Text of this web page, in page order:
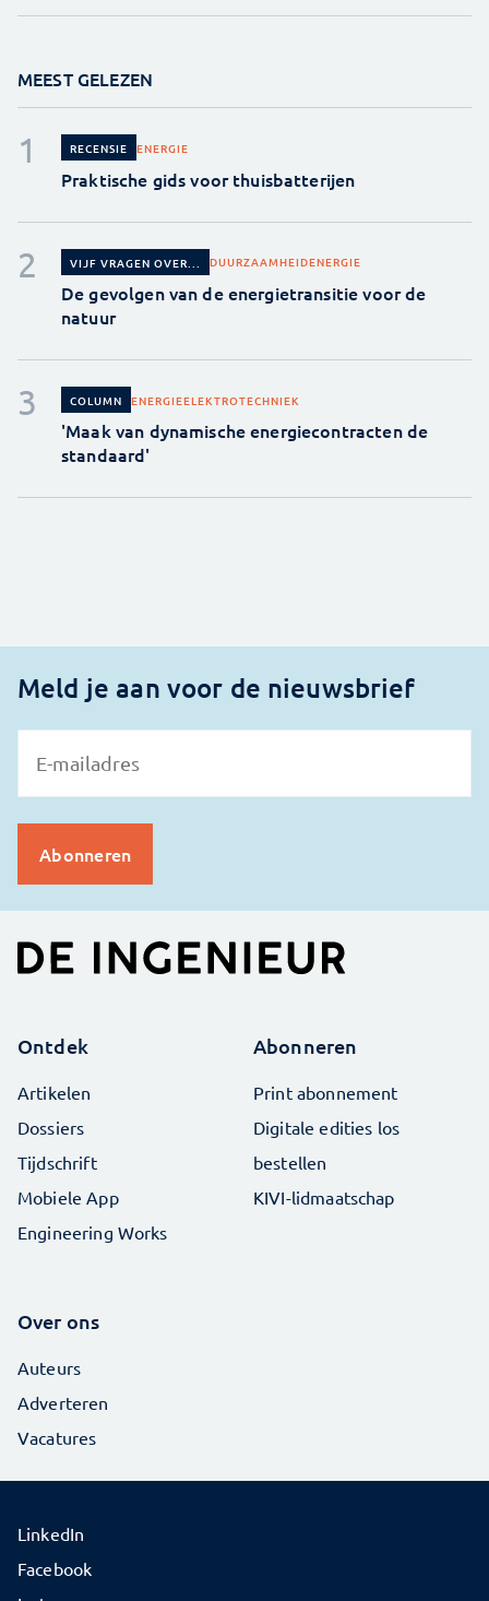
MEEST GELEZEN
RECENSIE ENERGIE
Praktische gids voor thuisbatterijen
VIJF VRAGEN OVER... DUURZAAMHEIDENERGIE
De gevolgen van de energietransitie voor de
natuur
COLUMN ENERGIEELEKTROTECHNIEK
'Maak van dynamische energiecontracten de
standaard'
Meld je aan voor de nieuwsbrief
Ontdek
Artikelen
Dossiers
Tijdschrift
Mobiele App
Engineering Works
Abonneren
Print abonnement
Digitale edities los
bestellen
KIVI-lidmaatschap
Over ons
Auteurs
Adverteren
Vacatures
LinkedIn
Facebook